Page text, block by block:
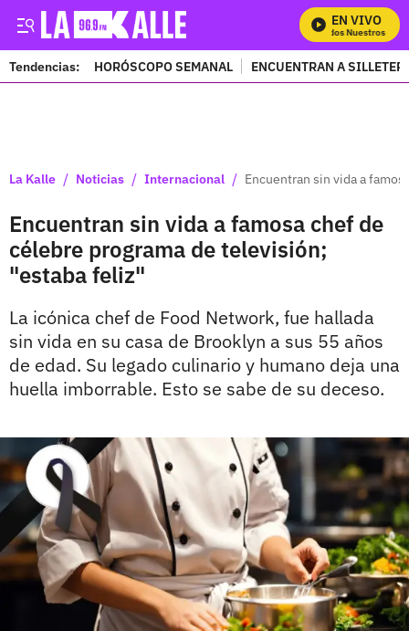
EN VIVO
Mira Todos Nuestros
Tendencias: HORÓSCOPO SEMANAL ENCUENTRAN A
La Kalle / Noticias / Internacional / Encuentran sin vida a
Encuentran sin vida a famosa chef de
célebre programa de televisión;
"estaba feliz"
La icónica chef de Food Network, fue hallada
sin vida en su casa de Brooklyn a sus 55 años
de edad. Su legado culinario y humano deja una
huella imborrable. Esto se sabe de su deceso.